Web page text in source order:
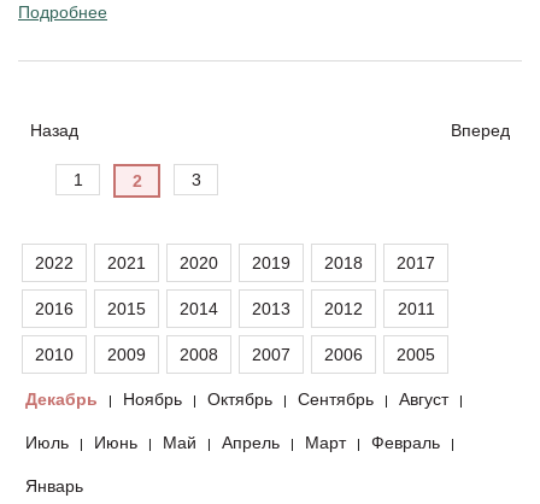
Подробнее
Назад Вперед
1 2 3
2022 2021 2020 2019 2018 2017
2016 2015 2014 2013 2012 2011
2010 2009 2008 2007 2006 2005
Декабрь | Ноябрь | Октябрь | Сентябрь | Август |
Июль | Июнь | Май | Апрель | Март | Февраль |
Январь